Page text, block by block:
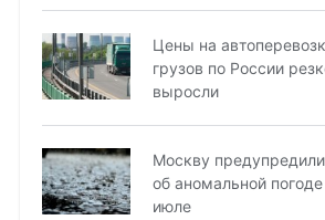
Цены на
грузов по России
выросли
Москву предупредили
об аномальной погоде
июле